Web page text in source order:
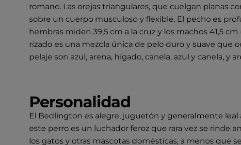
romano. Las orejas triangulares, que cuelgan planas
sobre un cuerpo musculoso y flexible. El pecho es
hembras miden 39,5 cm a la cruz y los machos 41,5
rizado es una mezcla única de pelo duro y suave que
pelaje son azul, arena, hígado, canela, azul y canela, y
Personalidad
El Bedlington es alegre, juguetón y generalmente leal
este perro es un luchador feroz que rara vez se rinde
los gatos y otras mascotas domésticas, a menos que